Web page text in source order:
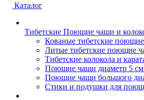
Каталог
Тибетские Поющие чаши и
Кованые тибетские
Литые тибетские поющие
Тибетские колокола и
Поющие чаши диаметр 5 см
Поющие чаши большого
Стики и подушки для